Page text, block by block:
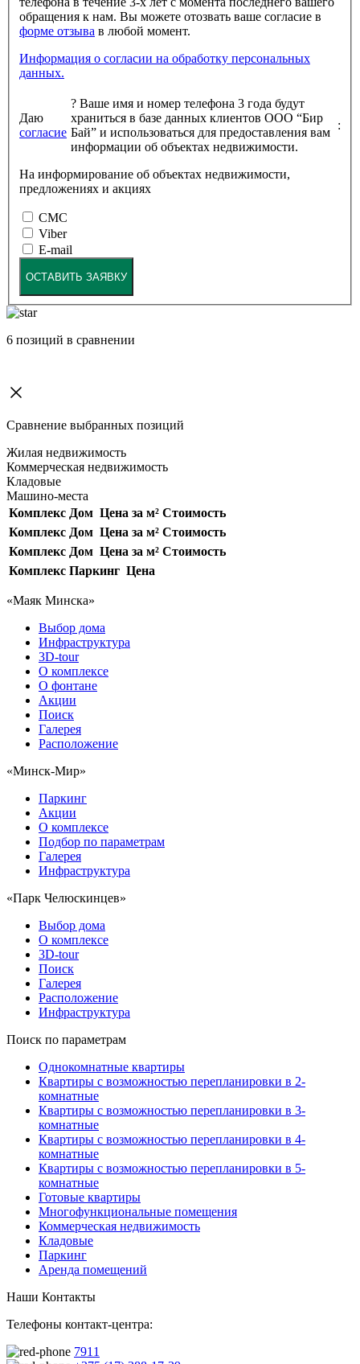
обращения к нам. Вы можете отозвать ваше согласие в
форме отзыва
в любой момент.
Информация о согласии на обработку персональных
данных.
Даю
согласие
? Ваше имя и номер телефона 3 года будут
храниться в базе данных клиентов ООО “Бир
Бай” и использоваться для предоставления вам
информации об объектах недвижимости.
:
На информирование об объектах недвижимости,
предложениях и акциях
СМС
Viber
E-mail
ОСТАВИТЬ ЗАЯВКУ
6 позиций в сравнении
Сравнение выбранных позиций
Жилая недвижимость
Коммерческая недвижимость
Кладовые
Машино-места
Комплекс Дом Цена за м² Стоимость
Комплекс Дом Цена за м² Стоимость
Комплекс Дом Цена за м² Стоимость
Комплекс Паркинг Цена
«Маяк Минска»
Выбор дома
Инфраструктура
3D-tour
О комплексе
О фонтане
Акции
Поиск
Галерея
Расположение
«Минск-Мир»
Паркинг
Акции
О комплексе
Подбор по параметрам
Галерея
Инфраструктура
«Парк Челюскинцев»
Выбор дома
О комплексе
3D-tour
Поиск
Галерея
Расположение
Инфраструктура
Поиск по параметрам
Однокомнатные квартиры
Квартиры с возможностью перепланировки в 2-
комнатные
Квартиры с возможностью перепланировки в 3-
комнатные
Квартиры с возможностью перепланировки в 4-
комнатные
Квартиры с возможностью перепланировки в 5-
комнатные
Готовые квартиры
Многофункциональные помещения
Коммерческая недвижимость
Кладовые
Паркинг
Аренда помещений
Наши Контакты
Телефоны контакт-центра:
7911